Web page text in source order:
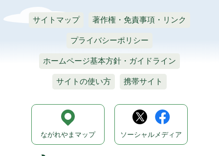
サイトマップ 著作権・免責事項・リンク
プライバシーポリシー
ホームページ基本方針・ガイドライン
サイトの使い方 携帯サイト
ながれやまマップ ソーシャルメディア